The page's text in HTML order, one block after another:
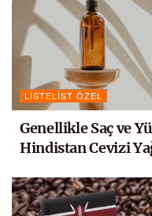
LISTELIST ÖZEL
Genellikle Saç ve
Hindistan Cevizi